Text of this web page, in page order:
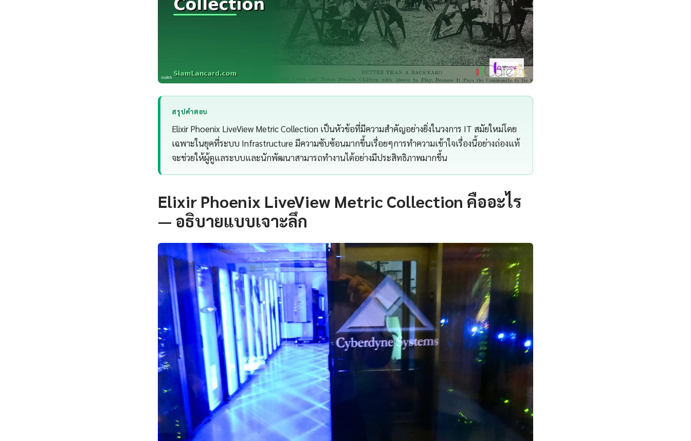
สรุปคำตอบ
Elixir Phoenix LiveView Metric Collection เป็นหัวข้อที่มีความสำคัญอย่างยิ่งในวงการ IT สมัยใหม่โดย
เฉพาะในยุคที่ระบบ Infrastructure มีความซับซ้อนมากขึ้นเรื่อยๆการทำความเข้าใจเรื่องนี้อย่างถ่องแท้
จะช่วยให้ผู้ดูแลระบบและนักพัฒนาสามารถทำงานได้อย่างมีประสิทธิภาพมากขึ้น
Elixir Phoenix LiveView Metric Collection คืออะไร
— อธิบายแบบเจาะลึก